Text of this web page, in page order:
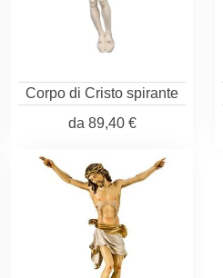
Corpo di Cristo spirante
da 89,40 €